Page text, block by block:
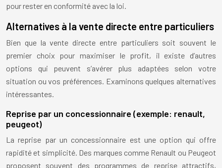
pour rester en conformité avec la loi.
Alternatives à la vente directe entre particuliers
Bien que la vente directe entre particuliers soit souvent le
premier choix pour maximiser le profit, il existe d’autres
options qui peuvent s’avérer plus adaptées selon votre
situation ou vos préférences. Examinons quelques alternatives
intéressantes.
Reprise par un concessionnaire (exemple: renault,
peugeot)
La reprise par un concessionnaire est une option qui offre
rapidité et simplicité. Des marques comme Renault ou Peugeot
proposent souvent des programmes de reprise attractifs,